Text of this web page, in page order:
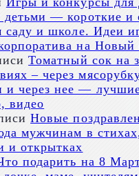
детьми — короткие
саду и школе. Идеи
на Новый
Томатный сок на
– через
и через нее —
видео
Новые
мужчинам в
и открытках
подарить на 8